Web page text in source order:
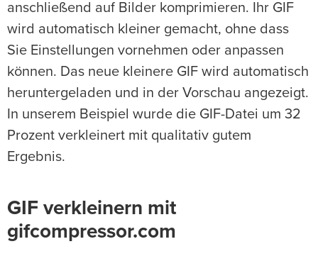
anschließend auf Bilder komprimieren. Ihr GIF
wird automatisch kleiner gemacht, ohne dass
Sie Einstellungen vornehmen oder anpassen
können. Das neue kleinere GIF wird automatisch
heruntergeladen und in der Vorschau angezeigt.
In unserem Beispiel wurde die GIF-Datei um 32
Prozent verkleinert mit qualitativ gutem
Ergebnis.
GIF verkleinern mit
gifcompressor.com